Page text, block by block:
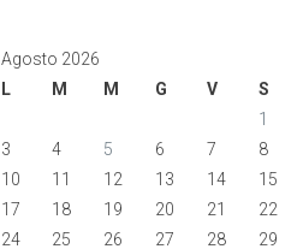
Agosto 2026
L
M M G V S
1
3
4 5 6 7 8
10
11 12 13 14 15
17
18 19 20 21 22
24
25 26 27 28 29